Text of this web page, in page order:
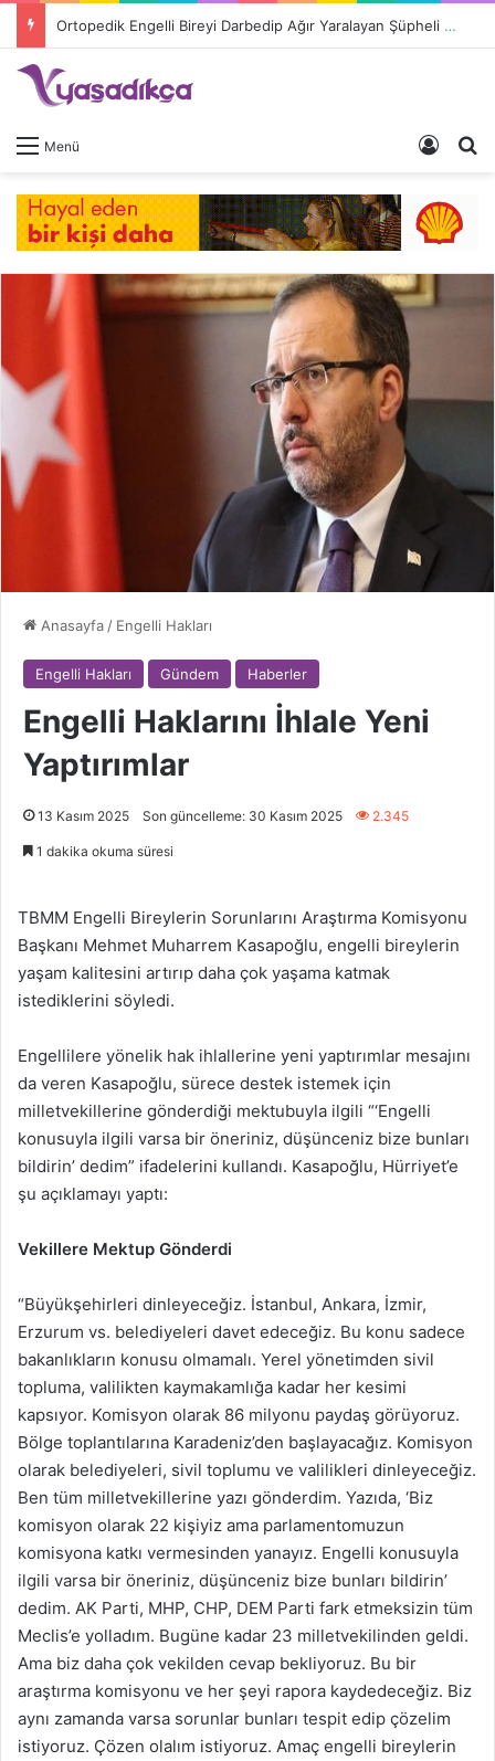
Ortopedik Engelli Bireyi Darbedip Ağır Yaralayan Şüpheli Tutuklandı
Menü Giriş
Anasayfa / Engelli Hakları
Engelli Hakları Gündem Haberler
Engelli Haklarını İhlale Yeni
Yaptırımlar
13 Kasım 2025 Son güncelleme: 30 Kasım 2025 2.345
1 dakika okuma süresi
TBMM Engelli Bireylerin Sorunlarını Araştırma Komisyonu
Başkanı Mehmet Muharrem Kasapoğlu, engelli bireylerin
yaşam kalitesini artırıp daha çok yaşama katmak
istediklerini söyledi.
Engellilere yönelik hak ihlallerine yeni yaptırımlar mesajını
da veren Kasapoğlu, sürece destek istemek için
milletvekillerine gönderdiği mektubuyla ilgili “‘Engelli
konusuyla ilgili varsa bir öneriniz, düşünceniz bize bunları
bildirin’ dedim” ifadelerini kullandı. Kasapoğlu, Hürriyet’e
şu açıklamayı yaptı:
Vekillere Mektup Gönderdi
“Büyükşehirleri dinleyeceğiz. İstanbul, Ankara, İzmir,
Erzurum vs. belediyeleri davet edeceğiz. Bu konu sadece
bakanlıkların konusu olmamalı. Yerel yönetimden sivil
topluma, valilikten kaymakamlığa kadar her kesimi
kapsıyor. Komisyon olarak 86 milyonu paydaş görüyoruz.
Bölge toplantılarına Karadeniz’den başlayacağız. Komisyon
olarak belediyeleri, sivil toplumu ve valilikleri dinleyeceğiz.
Ben tüm milletvekillerine yazı gönderdim. Yazıda, ‘Biz
komisyon olarak 22 kişiyiz ama parlamentomuzun
komisyona katkı vermesinden yanayız. Engelli konusuyla
ilgili varsa bir öneriniz, düşünceniz bize bunları bildirin’
dedim. AK Parti, MHP, CHP, DEM Parti fark etmeksizin tüm
Meclis’e yolladım. Bugüne kadar 23 milletvekilinden geldi.
Ama biz daha çok vekilden cevap bekliyoruz. Bu bir
araştırma komisyonu ve her şeyi rapora kaydedeceğiz. Biz
aynı zamanda varsa sorunlar bunları tespit edip çözelim
istiyoruz. Çözen olalım istiyoruz. Amaç engelli bireylerin